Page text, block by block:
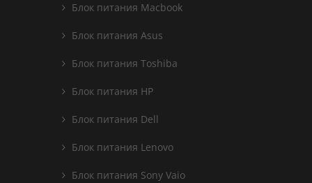
Блок питания Macbook
Блок питания Asus
Блок питания Toshiba
Блок питания HP
Блок питания Dell
Блок питания Lenovo
Блок питания Sony Vaio